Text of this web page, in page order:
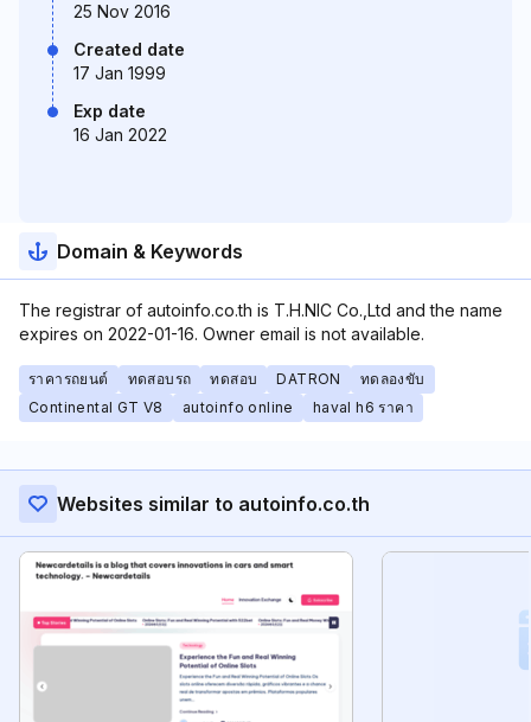
25 Nov 2016
Created date
17 Jan 1999
Exp date
16 Jan 2022
Domain & Keywords
The registrar of autoinfo.co.th is T.H.NIC Co.,Ltd and the name
expires on 2022-01-16. Owner email is not available.
ราคารถยนต์ ทดสอบรถ ทดสอบ DATRON
ทดลองขับ
Continental GT V8
autoinfo online haval h6 ราคา
Websites similar to autoinfo.co.th